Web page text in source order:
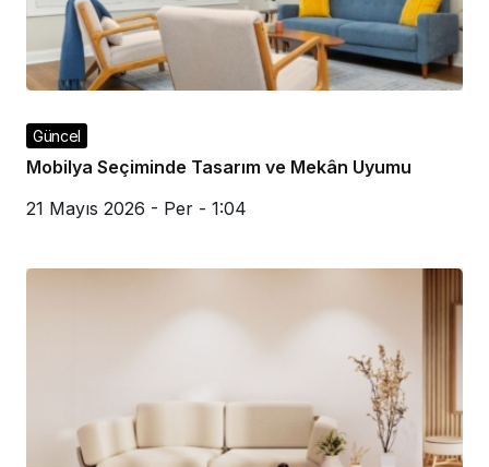
Güncel
Mobilya Seçiminde Tasarım ve Mekân Uyumu
21 Mayıs 2026 - Per - 1:04